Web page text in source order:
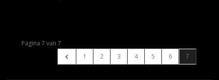
Pagina 7 van 7
1
2 3 4 5 6 7